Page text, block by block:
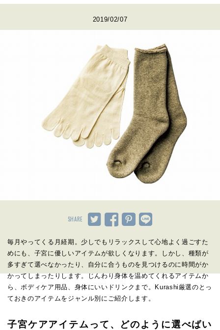
2019/02/07
SHARE
毎月やってくる月経期。少しでもリラックスして心地よく過ごすた
めにも、子宮に優しいアイテムが欲しくなります。しかし、種類が
多すぎて選べなかったり、自分に合うものを見つけるのに時間がか
かってしまったりします。じんわり身体を温めてくれるアイテムか
ら、ボディケア用品、身体にいいドリンクまで。Kurashi厳選のとっ
ておきのアイテムをジャンル別にご紹介します。
子宮ケアアイテムって、どのように選べばい